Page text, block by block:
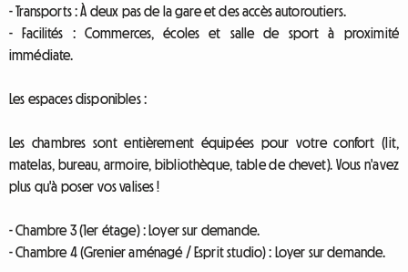
- Transports : À deux pas de la gare et des accès autoroutiers.
- Facilités : Commerces, écoles et salle de sport à proximité
immédiate.
Les espaces disponibles :
Les chambres sont entièrement équipées pour votre confort (lit,
matelas, bureau, armoire, bibliothèque, table de chevet). Vous n'avez
plus qu'à poser vos valises !
- Chambre 3 (1er étage) : Loyer sur demande.
- Chambre 4 (Grenier aménagé / Esprit studio) : Loyer sur demande.